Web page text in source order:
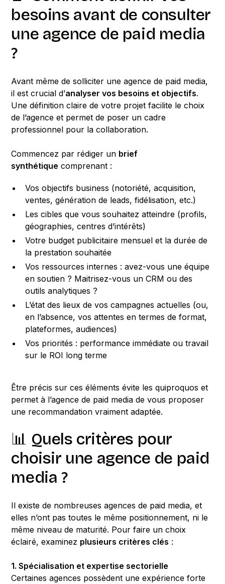
besoins avant de consulter
une agence de paid media
?
Avant même de solliciter une agence de paid media,
il est crucial d’analyser vos besoins et objectifs.
Une définition claire de votre projet facilite le choix
de l’agence et permet de poser un cadre
professionnel pour la collaboration.
Commencez par rédiger un brief
synthétique comprenant :
Vos objectifs business (notoriété, acquisition,
ventes, génération de leads, fidélisation, etc.)
Les cibles que vous souhaitez atteindre (profils,
géographies, centres d’intérêts)
Votre budget publicitaire mensuel et la durée de
la prestation souhaitée
Vos ressources internes : avez-vous une équipe
en soutien ? Maitrisez-vous un CRM ou des
outils analytiques ?
L’état des lieux de vos campagnes actuelles (ou,
en l’absence, vos attentes en termes de format,
plateformes, audiences)
Vos priorités : performance immédiate ou travail
sur le ROI long terme
Être précis sur ces éléments évite les quiproquos et
permet à l’agence de paid media de vous proposer
une recommandation vraiment adaptée.
📊 Quels critères pour
choisir une agence de paid
media ?
Il existe de nombreuses agences de paid media, et
elles n’ont pas toutes le même positionnement, ni le
même niveau de maturité. Pour faire un choix
éclairé, examinez plusieurs critères clés :
1. Spécialisation et expertise sectorielle
Certaines agences possèdent une expérience forte